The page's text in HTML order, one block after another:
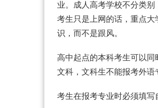
业。成人高考学校不分类
考生只是上网的话，重点
识，而不是跟风。
高中起点的本科考生可以
文科，文科生不能报考外语
考生在报考专业时必须填写